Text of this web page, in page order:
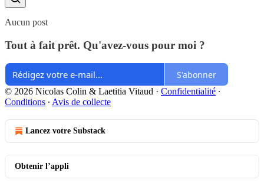
Aucun post
Tout à fait prêt. Qu'avez-vous pour moi ?
S'abonner
© 2026 Nicolas Colin & Laetitia Vitaud · Confidentialité ∙
Conditions ∙ Avis de collecte
Lancez votre Substack
Obtenir l’appli